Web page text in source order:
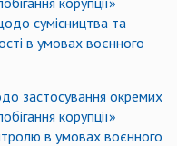
сумісництва та
в умовах воєнного
застосування окремих
корупції»
в умовах воєнного